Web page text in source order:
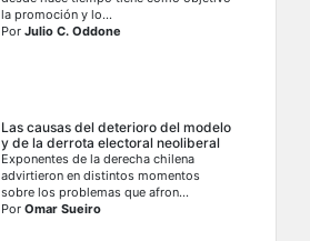
la promoción y lo...
PorJulio C. Oddone
Las causas del deterioro del modelo
y de la derrota electoral neoliberal
Exponentes de la derecha chilena
advirtieron en distintos momentos
sobre los problemas que afron...
PorOmar Sueiro